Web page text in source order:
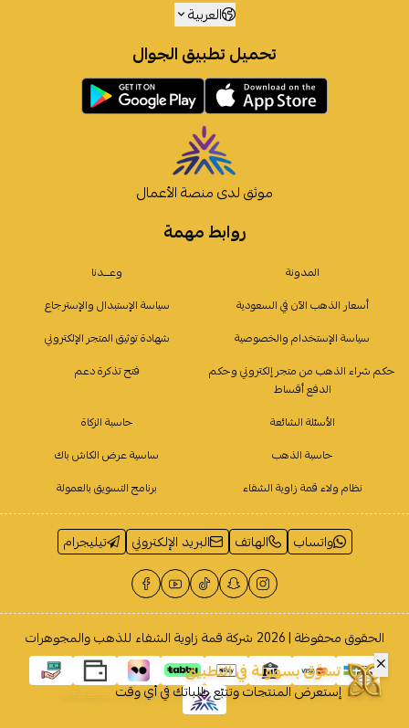
روابط مهمة
المدونة
وعـــدنا
أسعار الذهب الآن في السعودية
سياسة الإستبدال والإسترجاع
سياسة الإستخدام والخصوصية
شهادة توثيق المتجر الإلكتروني
حكم شراء الذهب من متجر إلكتروني وحكم
الدفع أقساط
فتح تذكرة دعم
الأسئلة الشائعة
حاسبة الزكاة
حاسبة الذهب
ساسية عرض الكاش باك
نظام ولاء قمة زاوية الشفاء
برنامج التسويق بالعمولة
العربية
تحميل تطبيق الجوال
موثق لدى منصة الأعمال
واتساب الهاتف البريد الإلكتروني تيليجرام
الحقوق محفوظة | 2026 شركة قمة زاوية الشفاء للذهب والمجوهرات
تسوَّق بسهولة في التطبيق
إستعرض المنتجات وتتبّع طلباتك في أي وقتحمله الآن